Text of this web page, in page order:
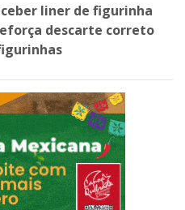
liner de figurinha
descarte correto